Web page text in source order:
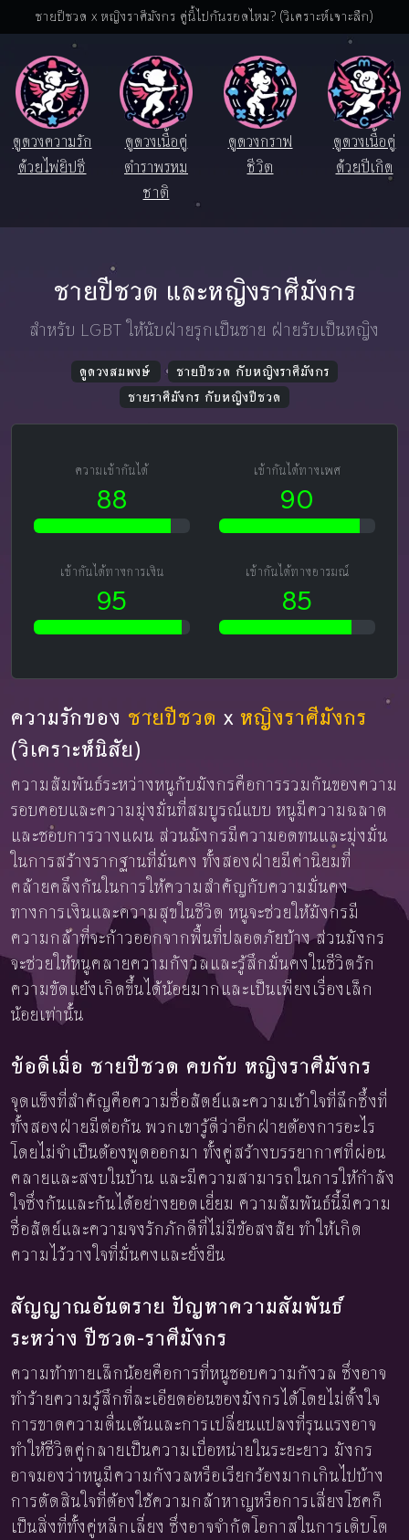
ชายปีชวด x หญิงราศีมังกร คู่นี้ไปกันรอดไหม? (วิเคราะห์เจาะลึก)
ดูดวงความรัก
ด้วยไพ่ยิปซี
ดูดวงเนื้อคู่
ตำราพรหม
ชาติ
ดูดวงกราฟ
ชีวิต
ดูดวงเนื้อคู่
ด้วยปีเกิด
ชายปีชวด และหญิงราศีมังกร
สำหรับ LGBT ให้นับฝ่ายรุกเป็นชาย ฝ่ายรับเป็นหญิง
ดูดวงสมพงษ์
ชายปีชวด กับหญิงราศีมังกร
ชายราศีมังกร กับหญิงปีชวด
ความเข้ากันได้
88
เข้ากันได้ทางเพศ
90
เข้ากันได้ทางการเงิน
95
เข้ากันได้ทางอารมณ์
85
ความรักของ ชายปีชวด x หญิงราศีมังกร
(วิเคราะห์นิสัย)
ความสัมพันธ์ระหว่างหนูกับมังกรคือการรวมกันของความ
รอบคอบและความมุ่งมั่นที่สมบูรณ์แบบ หนูมีความฉลาด
และชอบการวางแผน ส่วนมังกรมีความอดทนและมุ่งมั่น
ในการสร้างรากฐานที่มั่นคง ทั้งสองฝ่ายมีค่านิยมที่
คล้ายคลึงกันในการให้ความสำคัญกับความมั่นคง
ทางการเงินและความสุขในชีวิต หนูจะช่วยให้มังกรมี
ความกล้าที่จะก้าวออกจากพื้นที่ปลอดภัยบ้าง ส่วนมังกร
จะช่วยให้หนูคลายความกังวลและรู้สึกมั่นคงในชีวิตรัก
ความขัดแย้งเกิดขึ้นได้น้อยมากและเป็นเพียงเรื่องเล็ก
น้อยเท่านั้น
ข้อดีเมื่อ ชายปีชวด คบกับ หญิงราศีมังกร
จุดแข็งที่สำคัญคือความซื่อสัตย์และความเข้าใจที่ลึกซึ้งที่
ทั้งสองฝ่ายมีต่อกัน พวกเขารู้ดีว่าอีกฝ่ายต้องการอะไร
โดยไม่จำเป็นต้องพูดออกมา ทั้งคู่สร้างบรรยากาศที่ผ่อน
คลายและสงบในบ้าน และมีความสามารถในการให้กำลัง
ใจซึ่งกันและกันได้อย่างยอดเยี่ยม ความสัมพันธ์นี้มีความ
ซื่อสัตย์และความจงรักภักดีที่ไม่มีข้อสงสัย ทำให้เกิด
ความไว้วางใจที่มั่นคงและยั่งยืน
สัญญาณอันตราย ปัญหาความสัมพันธ์
ระหว่าง ปีชวด-ราศีมังกร
ความท้าทายเล็กน้อยคือการที่หนูชอบความกังวล ซึ่งอาจ
ทำร้ายความรู้สึกที่ละเอียดอ่อนของมังกรได้โดยไม่ตั้งใจ
การขาดความตื่นเต้นและการเปลี่ยนแปลงที่รุนแรงอาจ
ทำให้ชีวิตคู่กลายเป็นความเบื่อหน่ายในระยะยาว มังกร
อาจมองว่าหนูมีความกังวลหรือเรียกร้องมากเกินไปบ้าง
การตัดสินใจที่ต้องใช้ความกล้าหาญหรือการเสี่ยงโชคก็
เป็นสิ่งที่ทั้งคู่หลีกเลี่ยง ซึ่งอาจจำกัดโอกาสในการเติบโต